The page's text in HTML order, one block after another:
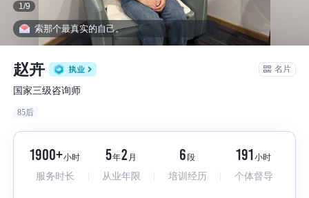
1 /9
探索那个最真实的自己。
赵卉 名片
国家三级咨询师
85后
1900+小时
服务时长
5年2 月
从业年限
6段
培训经历
191小时
个体督导